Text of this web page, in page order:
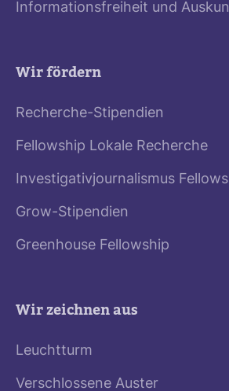
Informationsfreiheit und
Wir fördern
Recherche-Stipendien
Fellowship Lokale Recherche
Investigativjournalismus
Grow-Stipendien
Greenhouse Fellowship
Wir zeichnen aus
Leuchtturm
Verschlossene Auster